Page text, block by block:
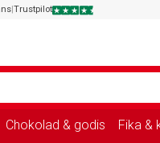
|Trustpilot
Chokolad & godis Fika &